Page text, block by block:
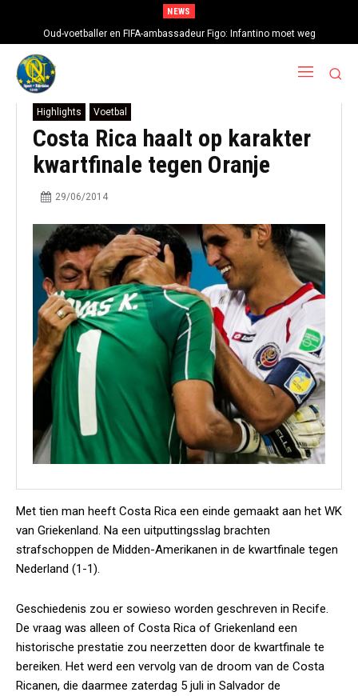
NEWS
Oud-voetballer en FIFA-ambassadeur Figo: Infantino moet weg
Highlights Voetbal
Costa Rica haalt op karakter
kwartfinale tegen Oranje
29/06/2014
Met tien man heeft Costa Rica een einde gemaakt aan het WK
van Griekenland. Na een uitputtingsslag brachten
strafschoppen de Midden-Amerikanen in de kwartfinale tegen
Nederland (1-1).
Geschiedenis zou er sowieso worden geschreven in Recife.
De vraag was alleen of Costa Rica of Griekenland een
historische prestatie zou neerzetten door de kwartfinale te
bereiken. Het werd een vervolg van de droom van de Costa
Ricanen, die daarmee zaterdag 5 juli in Salvador de